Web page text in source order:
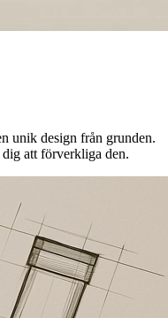
unik design från grunden.
att förverkliga den.